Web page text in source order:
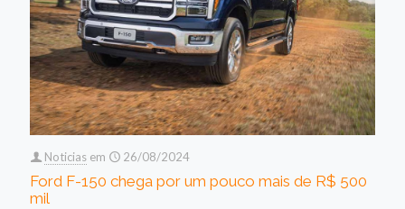
Noticias em 26/08/2024
Ford F-150 chega por um pouco mais de R$ 500
mil